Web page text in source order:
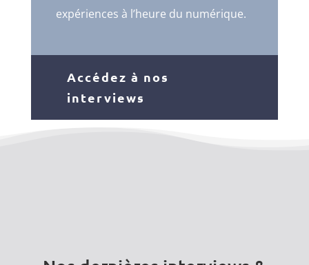
expériences à l’heure du numérique.
Accédez à nos
interviews